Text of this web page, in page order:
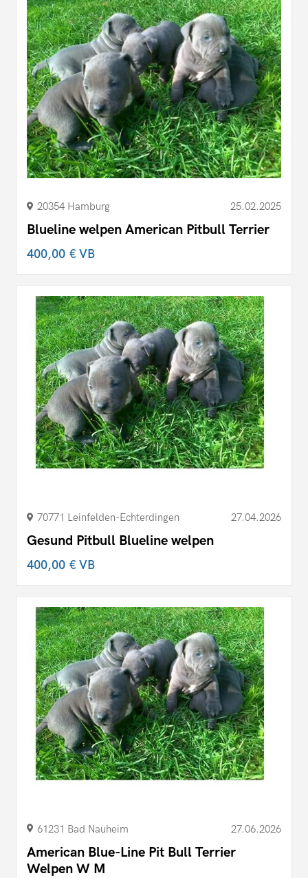
20354 Hamburg 25.02.2025
Blueline welpen American Pitbull Terrier
400,00 €VB
70771 Leinfelden-Echterdingen 27.04.2026
Gesund Pitbull Blueline welpen
400,00 €VB
61231 Bad Nauheim 27.06.2026
American Blue-Line Pit Bull Terrier
Welpen W M